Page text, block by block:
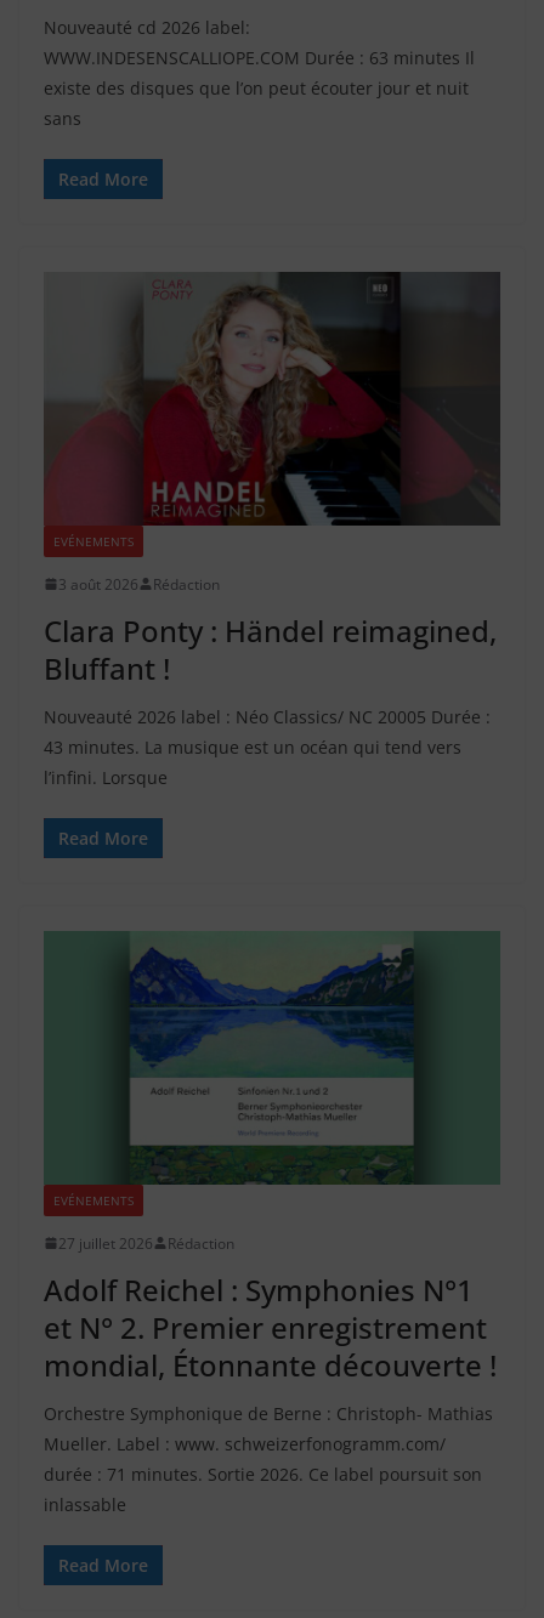
Nouveauté cd 2026 label:
WWW.INDESENSCALLIOPE.COM Durée : 63 minutes Il
existe des disques que l’on peut écouter jour et nuit
sans
Read More
EVÉNEMENTS
3 août 2026 Rédaction
Clara Ponty : Händel reimagined,
Bluffant !
Nouveauté 2026 label : Néo Classics/ NC 20005 Durée :
43 minutes. La musique est un océan qui tend vers
l’infini. Lorsque
Read More
EVÉNEMENTS
27 juillet 2026 Rédaction
Adolf Reichel : Symphonies N°1
et N° 2. Premier enregistrement
mondial, Étonnante découverte !
Orchestre Symphonique de Berne : Christoph- Mathias
Mueller. Label : www. schweizerfonogramm.com/
durée : 71 minutes. Sortie 2026. Ce label poursuit son
inlassable
Read More